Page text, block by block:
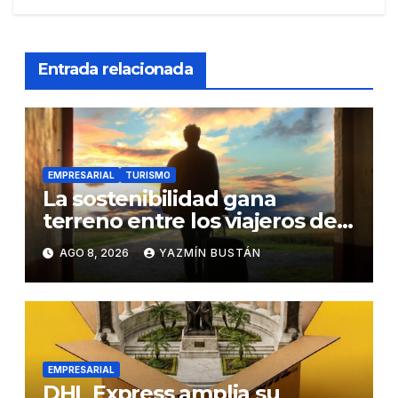
Entrada relacionada
EMPRESARIAL TURISMO
La sostenibilidad gana
terreno entre los viajeros de
negocios
AGO 8, 2026 YAZMÍN BUSTÁN
EMPRESARIAL